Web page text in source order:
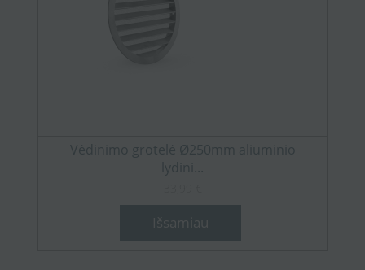
Vėdinimo grotelė Ø250mm aliuminio
lydini...
Išsamiau